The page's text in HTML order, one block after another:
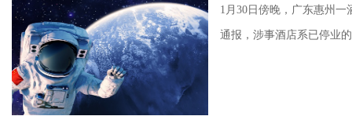
1月30日傍晚，广东惠州
通报，涉事酒店系已停业